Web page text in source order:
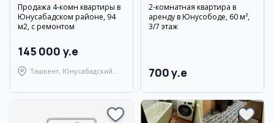
Продажа 4-комн квартиры в
Юнусабадском районе, 94
м2, с ремонтом
145 000 y.e
Ташкент, Юнусабадский
2-комнатная квартира в
аренду в Юнусободе, 60 м²,
3/7 этаж
700 y.e